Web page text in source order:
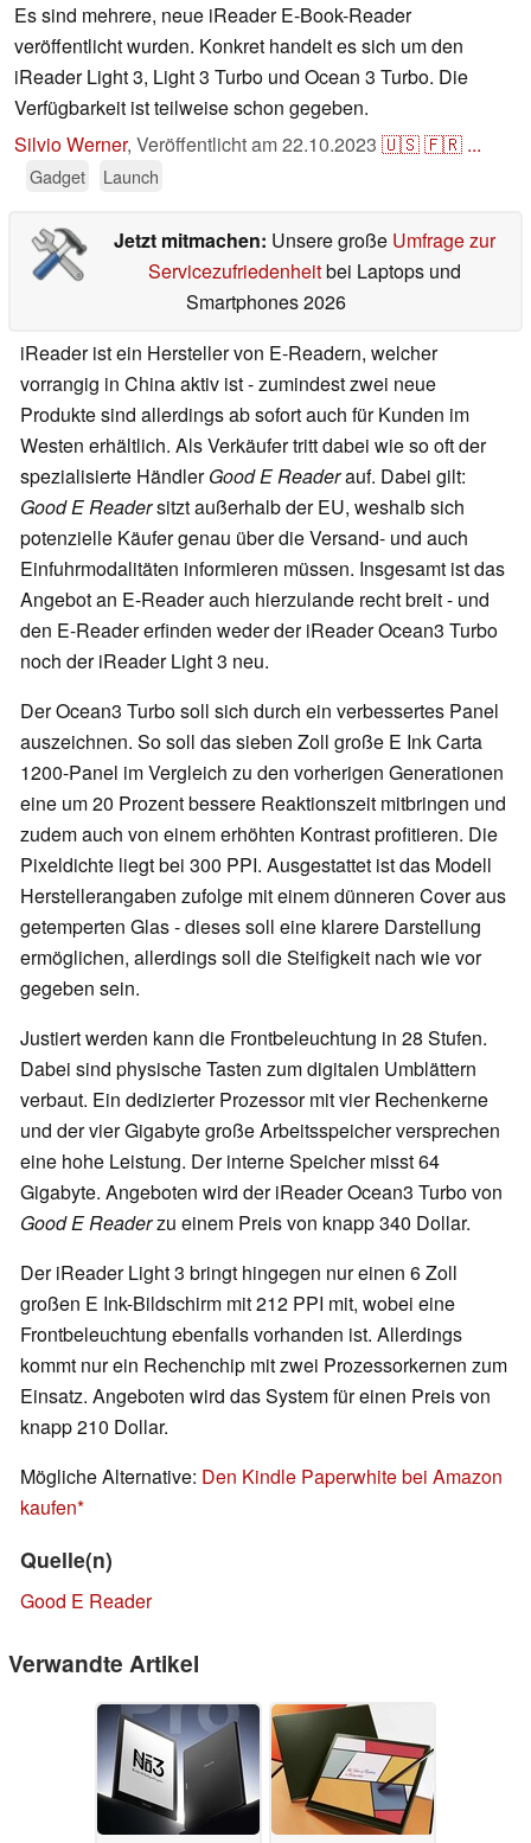
Es sind mehrere, neue iReader E-Book-Reader
veröffentlicht wurden. Konkret handelt es sich um den
iReader Light 3, Light 3 Turbo und Ocean 3 Turbo. Die
Verfügbarkeit ist teilweise schon gegeben.
Silvio Werner, Veröffentlicht am22.10.2023 🇺🇸🇫🇷 ...
Gadget Launch
Jetzt mitmachen: Unsere große Umfrage zur
Servicezufriedenheitbei Laptops und
Smartphones 2026
iReader ist ein Hersteller von E-Readern, welcher
vorrangig in China aktiv ist - zumindest zwei neue
Produkte sind allerdings ab sofort auch für Kunden im
Westen erhältlich. Als Verkäufer tritt dabei wie so oft der
spezialisierte HändlerGood E Readerauf. Dabei gilt:
Good E Readersitzt außerhalb der EU, weshalb sich
potenzielle Käufer genau über die Versand- und auch
Einfuhrmodalitäten informieren müssen. Insgesamt ist das
Angebot an E-Reader auch hierzulande recht breit - und
den E-Reader erfinden weder der iReader Ocean3 Turbo
noch der iReader Light 3 neu.
Der Ocean3 Turbo soll sich durch ein verbessertes Panel
auszeichnen. So soll das sieben Zoll große E Ink Carta
1200-Panel im Vergleich zu den vorherigen Generationen
eine um 20 Prozent bessere Reaktionszeit mitbringen und
zudem auch von einem erhöhten Kontrast profitieren. Die
Pixeldichte liegt bei 300 PPI. Ausgestattet ist das Modell
Herstellerangaben zufolge mit einem dünneren Cover aus
getemperten Glas - dieses soll eine klarere Darstellung
ermöglichen, allerdings soll die Steifigkeit nach wie vor
gegeben sein.
Justiert werden kann die Frontbeleuchtung in 28 Stufen.
Dabei sind physische Tasten zum digitalen Umblättern
verbaut. Ein dedizierter Prozessor mit vier Rechenkerne
und der vier Gigabyte große Arbeitsspeicher versprechen
eine hohe Leistung. Der interne Speicher misst 64
Gigabyte. Angeboten wird der iReader Ocean3 Turbo von
Good E Readerzu einem Preis von knapp 340 Dollar.
Der iReader Light 3 bringt hingegen nur einen 6 Zoll
großen E Ink-Bildschirm mit 212 PPI mit, wobei eine
Frontbeleuchtung ebenfalls vorhanden ist. Allerdings
kommt nur ein Rechenchip mit zwei Prozessorkernen zum
Einsatz. Angeboten wird das System für einen Preis von
knapp 210 Dollar.
Mögliche Alternative: Den Kindle Paperwhite bei Amazon
kaufen
Quelle(n)
Good E Reader
Verwandte Artikel